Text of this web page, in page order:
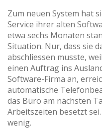
Zum neuen System hat
Service ihrer alten
etwa sechs Monaten
Situation. Nur, dass sie
abschliessen musste,
einen Auftrag ins
Software-Firma an,
automatische
das Büro am nächsten
Arbeitszeiten besetzt
wenig.